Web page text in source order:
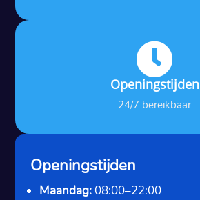

Openingstijden
24/7 bereikbaar
Openingstijden
Maandag: 08:00–22:00